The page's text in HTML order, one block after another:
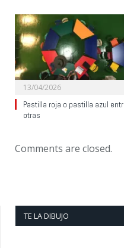
13/04/2026
Pastilla roja o pastilla azul
otras
Comments are closed.
TE LA DIBUJO